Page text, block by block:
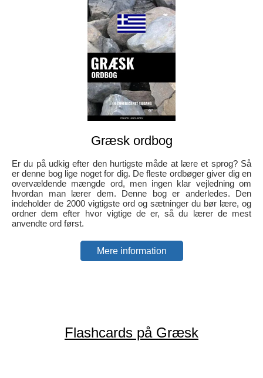
Græsk ordbog
Er du på udkig efter den hurtigste måde at lære et sprog? Så
er denne bog lige noget for dig. De fleste ordbøger giver dig en
overvældende mængde ord, men ingen klar vejledning om
hvordan man lærer dem. Denne bog er anderledes. Den
indeholder de 2000 vigtigste ord og sætninger du bør lære, og
ordner dem efter hvor vigtige de er, så du lærer de mest
anvendte ord først.
Mere information
Flashcards på Græsk